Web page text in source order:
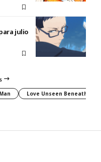
julio
Love Unseen Beneath the